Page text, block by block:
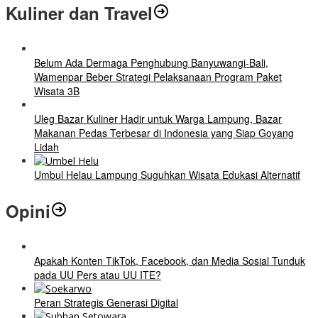
Kuliner dan Travel
Belum Ada Dermaga Penghubung Banyuwangi-Bali,
Wamenpar Beber Strategi Pelaksanaan Program Paket
Wisata 3B
Uleg Bazar Kuliner Hadir untuk Warga Lampung, Bazar
Makanan Pedas Terbesar di Indonesia yang Siap Goyang
Lidah
Umbul Helau Lampung Suguhkan Wisata Edukasi Alternatif
Opini
Apakah Konten TikTok, Facebook, dan Media Sosial Tunduk
pada UU Pers atau UU ITE?
Peran Strategis Generasi Digital